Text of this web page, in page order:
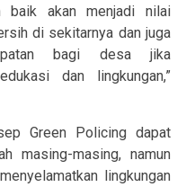
baik akan menjadi nilai
di sekitarnya dan juga
bagi desa jika
dan lingkungan,”
Green Policing dapat
masing-masing, namun
lingkungan